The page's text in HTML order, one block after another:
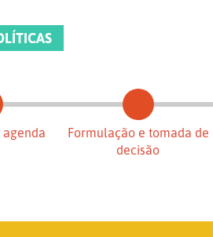
Formulação e tomada de
decisão